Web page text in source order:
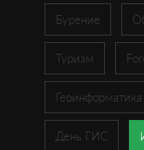
Бурение
Туризм
Геоинформатика
День ГИС